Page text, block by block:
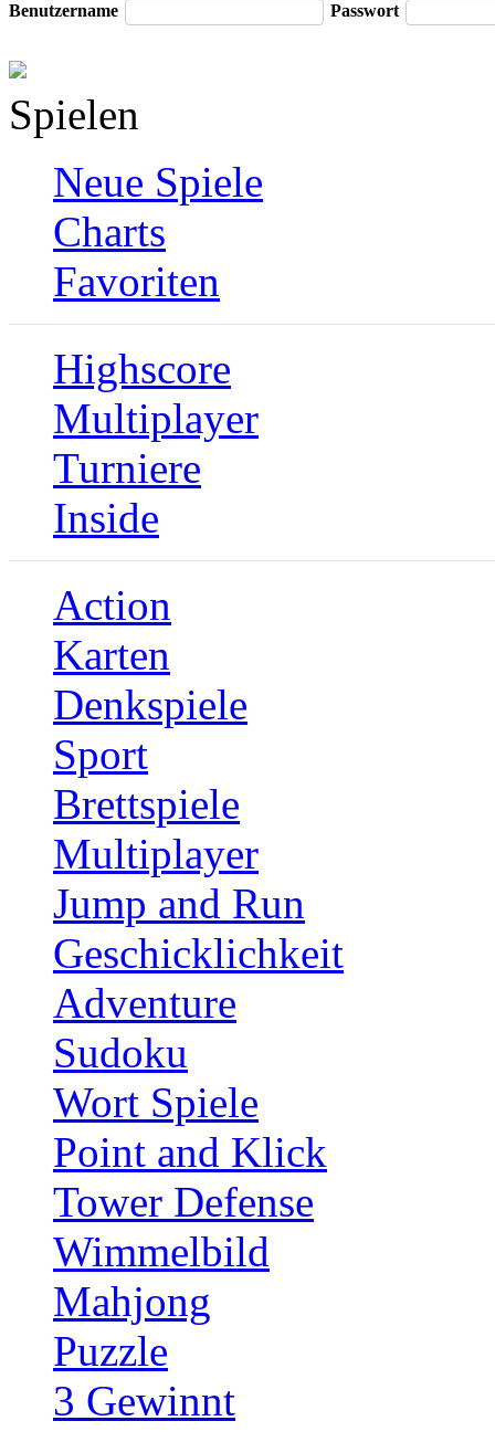
Benutzername Passwort
Spielen
Neue Spiele
Charts
Favoriten
Highscore
Multiplayer
Turniere
Inside
Action
Karten
Denkspiele
Sport
Brettspiele
Multiplayer
Jump and Run
Geschicklichkeit
Adventure
Sudoku
Wort Spiele
Point and Klick
Tower Defense
Wimmelbild
Mahjong
Puzzle
3 Gewinnt